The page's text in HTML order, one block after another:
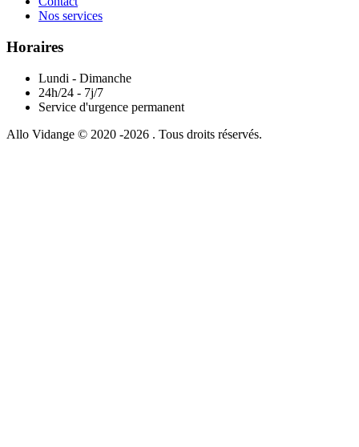
Nos services
Horaires
Lundi - Dimanche
24h/24 - 7j/7
Service d'urgence permanent
Allo Vidange © 2020 -2026 . Tous droits réservés.